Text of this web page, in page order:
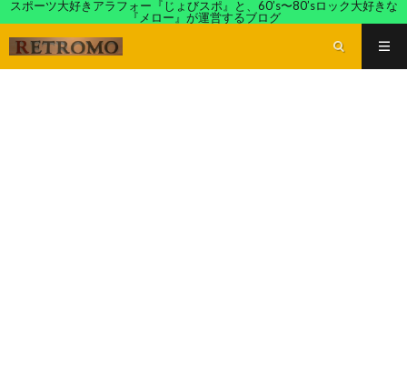
スポーツ大好きアラフォー『じょびスポ』と、60’s〜80’sロック大好きな
『メロー』が運営するブログ